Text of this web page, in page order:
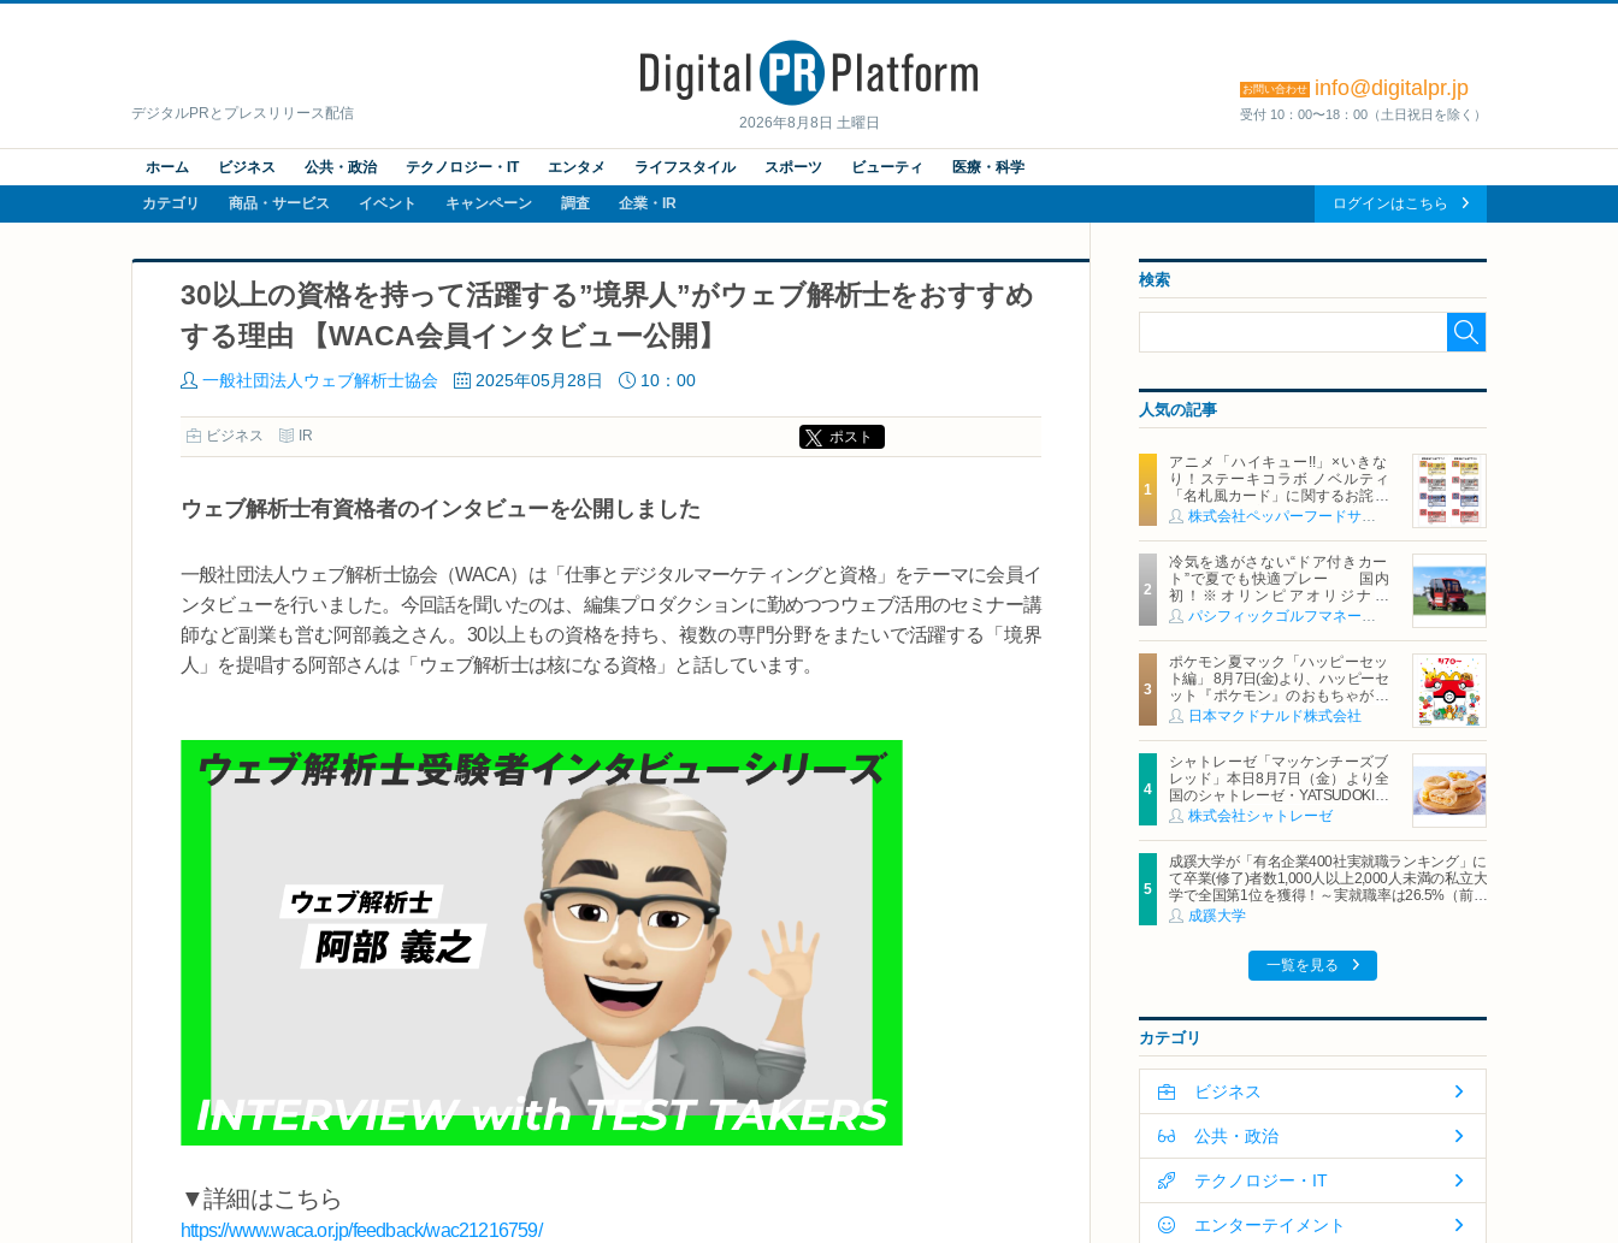
2026年8月8日 土曜日
デジタルPRとプレスリリース配信
お問い合わせ info@digitalpr.jp
受付 10：00〜18：00（土日祝日を除く）
ホーム ビジネス 公共・政治 テクノロジー・IT エンタメ ライフスタイル スポーツ ビューティ 医療・科学
カテゴリ 商品・サービス イベント キャンペーン 調査 企業・IR ログインはこちら
30以上の資格を持って活躍する”境界人”がウェブ解析士をおすすめ
する理由 【WACA会員インタビュー公開】
一般社団法人ウェブ解析士協会 2025年05月28日 10：00
ビジネス IR ポスト
ウェブ解析士有資格者のインタビューを公開しました
一般社団法人ウェブ解析士協会（WACA）は「仕事とデジタルマーケティングと資格」をテーマに会員イ
ンタビューを行いました。今回話を聞いたのは、編集プロダクションに勤めつつウェブ活用のセミナー講
師など副業も営む阿部義之さん。30以上もの資格を持ち、複数の専門分野をまたいで活躍する「境界
人」を提唱する阿部さんは「ウェブ解析士は核になる資格」と話しています。
▼詳細はこちら
https://www.waca.or.jp/feedback/wac21216759/
検索
人気の記事
アニメ「ハイキュー!!」×いきな
り！ステーキコラボ ノベルティ
「名札風カード」に関するお詫び
および交換対応についてのご案内
冷気を逃がさない“ドア付きカー
ト”で夏でも快適プレー 国内
初！※オリンピアオリジナル
「AirCon Cart（エアコンカー
ト）」導入 | ＰＧＭ
ポケモン夏マック「ハッピーセッ
ト編」 8月7日(金)より、ハッピーセ
ット『ポケモン』のおもちゃが期
間限定登場
日本マクドナルド株式会社
シャトレーゼ「マッケンチーズブ
レッド」本日8月7日（金）より全
国のシャトレーゼ・YATSUDOKIで
発売株式会社シャトレーゼ
成蹊大学が「有名企業400社実就職ランキング」に
て卒業(修了)者数1,000人以上2,000人未満の私立大
学で全国第1位を獲得！～実就職率は26.5%（前年
比＋4.3pt）に伸長、東京の私立大学でも10位にラ
ンクイン～
成蹊大学
一覧を見る
カテゴリ
ビジネス
公共・政治
テクノロジー・IT
エンターテイメント